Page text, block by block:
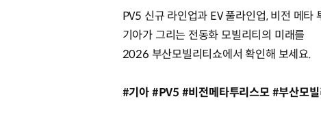
PV5 신규 라인업과 EV 풀라인업, 비전 메타
기아가 그리는 전동화 모빌리티의 미래를
2026 부산모빌리티쇼에서 확인해 보세요.
#기아 #PV5 #비전메타투리스모 #부산모